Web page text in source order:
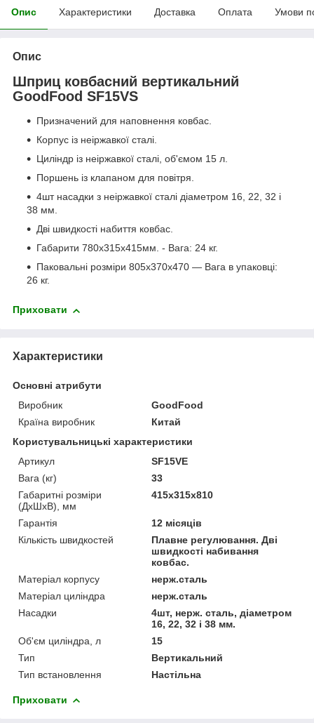
Опис Характеристики Доставка Оплата Умови
Опис
Шприц ковбасний вертикальний
GoodFood SF15VS
Призначений для наповнення ковбас.
Корпус із неіржавкої сталі.
Циліндр із неіржавкої сталі, об'ємом 15 л.
Поршень із клапаном для повітря.
4шт насадки з неіржавкої сталі діаметром 16, 22, 32 і
38 мм.
Дві швидкості набиття ковбас.
Габарити 780х315х415мм. - Вага: 24 кг.
Паковальні розміри 805х370х470 — Вага в упаковці:
26 кг.
Приховати
Характеристики
Основні атрибути
Виробник
GoodFood
Країна виробник
Китай
Користувальницькі характеристики
Артикул
SF15VE
Вага (кг)
33
Габаритні розміри
(ДхШхВ), мм
415х315х810
Гарантія
12 місяців
Кількість швидкостей
Плавне регулювання. Дві
швидкості набивання
ковбас.
Матеріал корпусу
нерж.сталь
Матеріал циліндра
нерж.сталь
Насадки
4шт, нерж. сталь, діаметром
16, 22, 32 і 38 мм.
Об'єм циліндра, л
15
Тип
Вертикальний
Тип встановлення
Настільна
Приховати